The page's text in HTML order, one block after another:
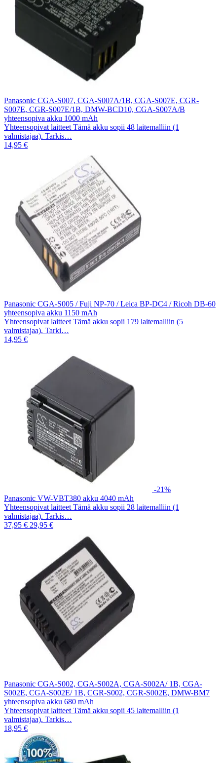
Panasonic CGA-S007, CGA-S007A/1B, CGA-S007E, CGR-
S007E, CGR-S007E/1B, DMW-BCD10, CGA-S007A/B
yhteensopiva akku 1000 mAh
Yhteensopivat laitteet Tämä akku sopii 48 laitemalliin (1
valmistajaa). Tarkis…
14,95 €
Panasonic CGA-S005 / Fuji NP-70 / Leica BP-DC4 / Ricoh DB-60
yhteensopiva akku 1150 mAh
Yhteensopivat laitteet Tämä akku sopii 179 laitemalliin (5
valmistajaa). Tarki…
14,95 €
-21%
Panasonic VW-VBT380 akku 4040 mAh
Yhteensopivat laitteet Tämä akku sopii 28 laitemalliin (1
valmistajaa). Tarkis…
37,95 € 29,95 €
Panasonic CGA-S002, CGA-S002A, CGA-S002A/ 1B, CGA-
S002E, CGA-S002E/ 1B, CGR-S002, CGR-S002E, DMW-BM7
yhteensopiva akku 680 mAh
Yhteensopivat laitteet Tämä akku sopii 45 laitemalliin (1
valmistajaa). Tarkis…
18,95 €